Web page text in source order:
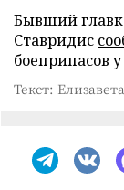
Бывший
Ставридис
боеприпасов
Текст: